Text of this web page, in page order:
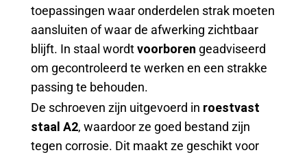
toepassingen waar onderdelen strak moeten
aansluiten of waar de afwerking zichtbaar
blijft. In staal wordtvoorboren geadviseerd
om gecontroleerd te werken en een strakke
passing te behouden.
De schroeven zijn uitgevoerd in roestvast
staal A2, waardoor ze goed bestand zijn
tegen corrosie. Dit maakt ze geschikt voor